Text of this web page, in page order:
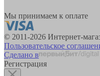
Мы принимаем к оплате
© 2011-2026 Интернет-
Пользовательское
Сделано в
Регистрация